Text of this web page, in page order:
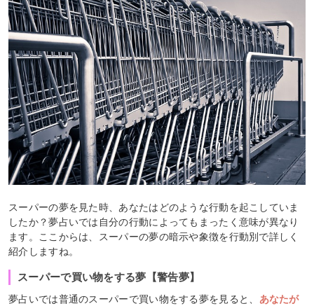
スーパーの夢を見た時、あなたはどのような行動を起こしていま
したか？夢占いでは自分の行動によってもまったく意味が異なり
ます。ここからは、スーパーの夢の暗示や象徴を行動別で詳しく
紹介しますね。
スーパーで買い物をする夢【警告夢】
夢占いでは普通のスーパーで買い物をする夢を見ると、 あなたが